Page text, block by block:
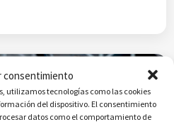
consentimiento
utilizamos tecnologías como las cookies
del dispositivo. El consentimiento
datos como el comportamiento de